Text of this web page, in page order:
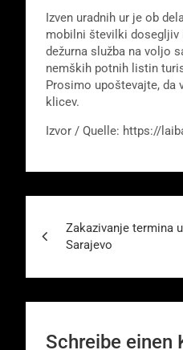
Izven uradnih ur je ob
mobilni številki dosegljiv
dežurna služba na voljo
nemških potnih listin
Prosimo upoštevajte, da
klicev.
Izvor / Quelle: https://
Zakazivanje termina
Sarajevo
Schreibe einen